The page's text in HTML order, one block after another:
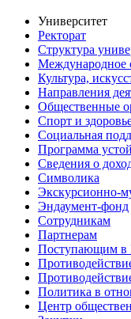
Университет
Ректорат
Структура
Международное
Культура,
Направления
Общественные
Спорт и
Социальная
Программа
Сведения о
Символика
Экскурсионно-
Эндаумент-фонд
Сотрудникам
Партнерам
Поступающим в
Политика в
Центр